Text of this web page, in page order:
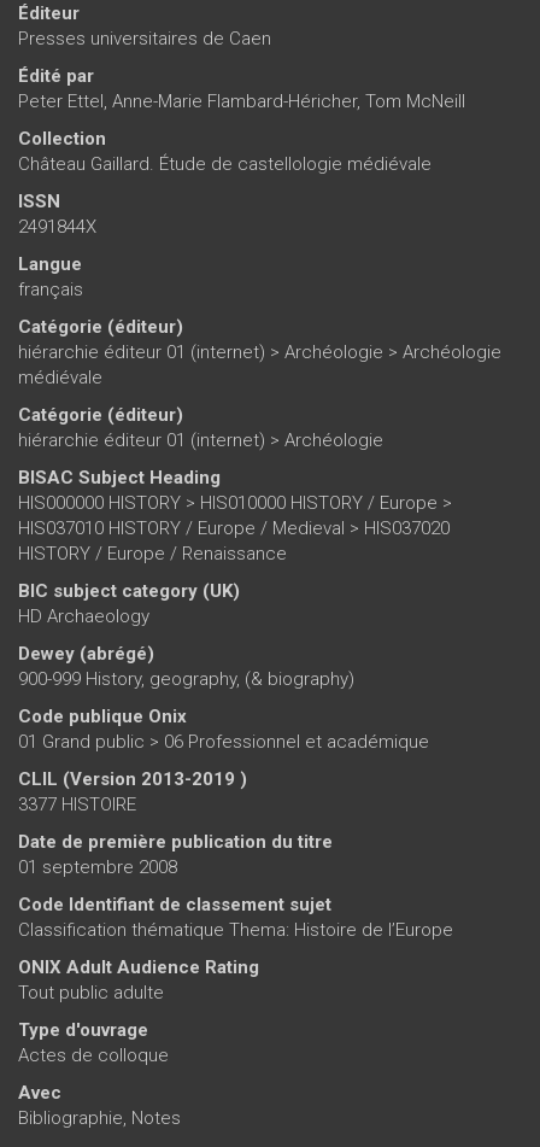
Éditeur
Presses universitaires de Caen
Édité par
Peter Ettel Anne-Marie Flambard-Héricher, Tom McNeill
Collection
Château Gaillard. Étude de castellologie médiévale
ISSN
2491844X
Langue
français
Catégorie (éditeur)
hiérarchie éditeur 01 (internet) > Archéologie > Archéologie
médiévale
Catégorie (éditeur)
hiérarchie éditeur 01 (internet) > Archéologie
BISAC Subject Heading
HIS000000 HISTORY > HIS010000 HISTORY / Europe >
HIS037010 HISTORY / Europe / Medieval > HIS037020
HISTORY / Europe / Renaissance
BIC subject category (UK)
HD Archaeology
Dewey (abrégé)
900-999 History, geography, (& biography)
Code publique Onix
01 Grand public > 06 Professionnel et académique
CLIL (Version 2013-2019 )
3377 HISTOIRE
Date de première publication du titre
01 septembre 2008
Code Identifiant de classement sujet
Classification thématique Thema: Histoire de l’Europe
ONIX Adult Audience Rating
Tout public adulte
Type d'ouvrage
Actes de colloque
Avec
Bibliographie, Notes